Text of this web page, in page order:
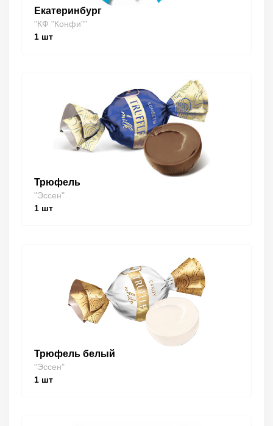
Екатеринбург
"КФ "Конфи""
1 шт
Трюфель
"Эссен"
1 шт
Трюфель белый
"Эссен"
1 шт